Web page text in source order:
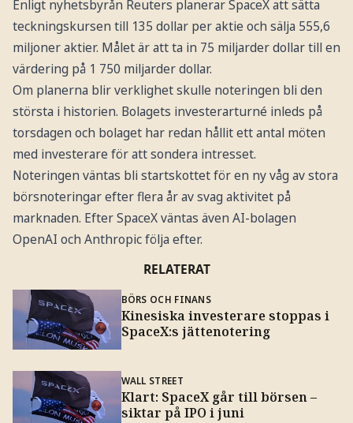
Enligt nyhetsbyrån Reuters planerar SpaceX att sätta
teckningskursen till 135 dollar per aktie och sälja 555,6
miljoner aktier. Målet är att ta in 75 miljarder dollar till en
värdering på 1 750 miljarder dollar.
Om planerna blir verklighet skulle noteringen bli den
största i historien. Bolagets investerarturné inleds på
torsdagen och bolaget har redan hållit ett antal möten
med investerare för att sondera intresset.
Noteringen väntas bli startskottet för en ny våg av stora
börsnoteringar efter flera år av svag aktivitet på
marknaden. Efter SpaceX väntas även AI-bolagen
OpenAI och Anthropic följa efter.
RELATERAT
BÖRS OCH FINANS
Kinesiska investerare stoppas i
SpaceX:s jättenotering
WALL STREET
Klart: SpaceX går till börsen –
siktar på IPO i juni